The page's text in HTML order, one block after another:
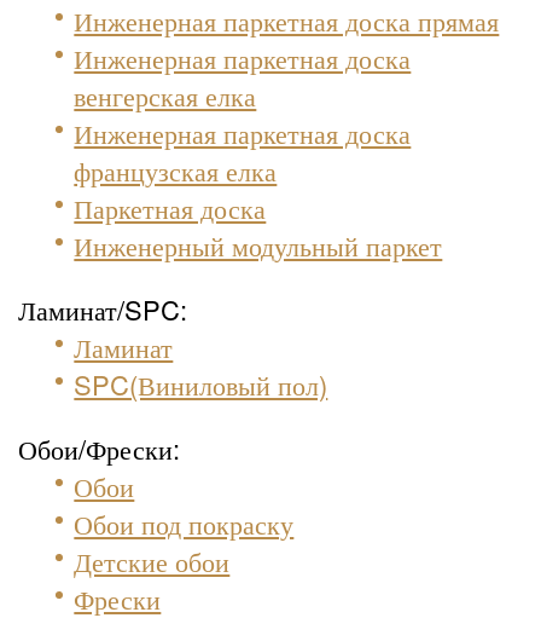
Инженерная паркетная доска прямая
Инженерная паркетная доска
венгерская елка
Инженерная паркетная доска
французская елка
Паркетная доска
Инженерный модульный паркет
Ламинат/SPC:
Ламинат
SPC(Виниловый пол)
Обои/Фрески:
Обои
Обои под покраску
Детские обои
Фрески